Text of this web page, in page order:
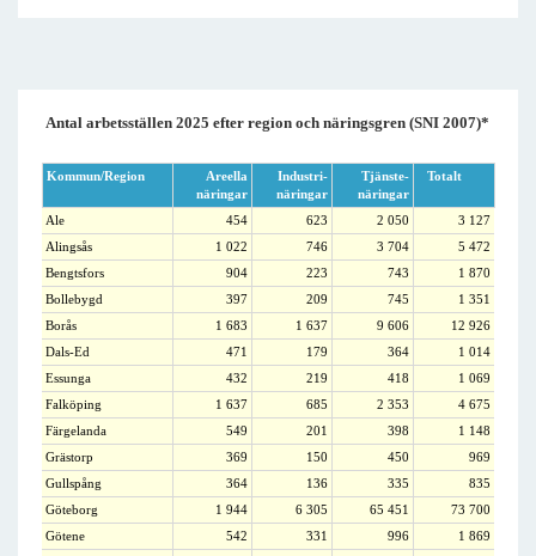
Antal arbetsställen 2025 efter region och näringsgren (SNI 2007)*
Kommun/Region
Areella
näringar
Industri-
näringar
Tjänste-
näringar
Totalt
Ale 454 623 2 050
3 127
Alingsås
1 022 746 3 704
5 472
Bengtsfors
904 223 743
1 870
Bollebygd
397 209 745
1 351
Borås
1 683 1 637 9 606
12 926
Dals-Ed
471 179 364
1 014
Essunga
432 219 418
1 069
Falköping
1 637 685 2 353
4 675
Färgelanda
549 201 398
1 148
Grästorp
369 150 450
969
Gullspång
364 136 335
835
Göteborg
1 944 6 305 65 451
73 700
Götene
542 331 996 1 869